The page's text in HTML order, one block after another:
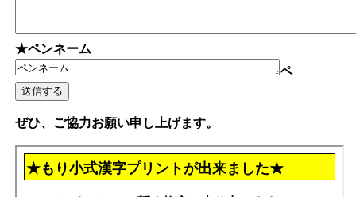
★ペンネーム
ペ
ぜひ、ご協力お願い申し上げます。